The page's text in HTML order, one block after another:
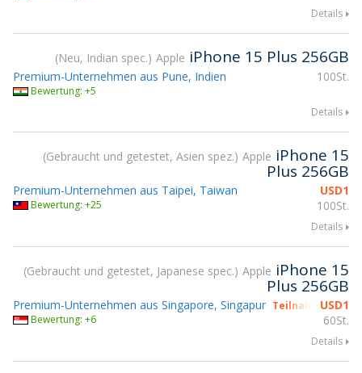
Details
Neu, Indian spec. Apple iPhone 15 Plus 256GB
100St.
Premium-Unternehmen aus Pune, Indien
Bewertung: +5
Details
Gebraucht und getestet, Asien spez. Apple iPhone 15
Plus 256GB
USD1
100St.
Premium-Unternehmen aus Taipei, Taiwan
Bewertung: +25
Details
Gebraucht und getestet, Japanese spec. Apple iPhone 15
Plus 256GB
USD1
60St.
Premium-Unternehmen aus Singapore, Singapur Teilnahme gsmX
Bewertung: +6
Details